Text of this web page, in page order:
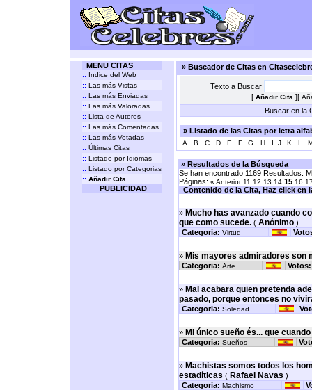
MENU CITAS
:: Indice del Web
:: Las más Vistas
:: Las más Enviadas
:: Las más Valoradas
:: Lista de Autores
:: Las más Comentadas
:: Las más Votadas
:: Últimas Citas
:: Listado por Idiomas
:: Listado por Categorias
:: Añadir Cita
PUBLICIDAD
» Buscador de Citas en
Texto a Buscar
[ Añadir Cita ][
Buscar en la
» Listado de las Citas por letra
A B C D E F G H I J K L
» Resultados de la Búsqueda
Se han encontrado 1169 Resultados.
Páginas: « Anterior 11 12 13 14 15 16
Contenido de la Cita, Haz click en
» Mucho has avanzado cuando
que como sucede.( Anónimo)
Categoria: Virtud
» Mis mayores admiradores son
Categoria: Arte Votos:
» Mal acabara quien pretenda
pasado, porque entonces no
Categoria: Soledad
» Mi único sueño és... que
Categoria: Sueños
» Machistas somos todos los
estadíticas ( Rafael Navas )
Categoria: Machismo